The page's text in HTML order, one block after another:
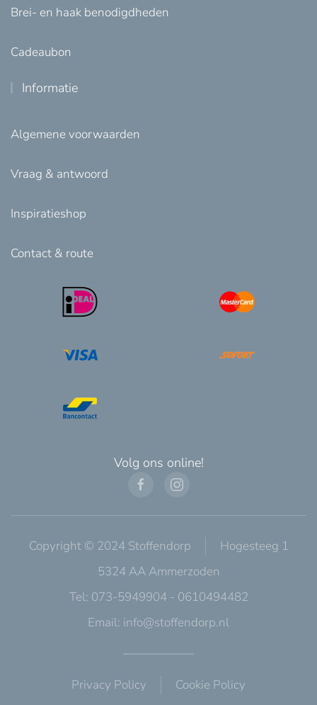
Brei- en haak benodigdheden
Cadeaubon
Informatie
Algemene voorwaarden
Vraag & antwoord
Inspiratieshop
Contact & route
Volg ons online!
Copyright © 2024 Stoffendorp
Hogesteeg 1
5324 AA Ammerzoden
Tel: 073-5949904 - 0610494482
Email: info@stoffendorp.nl
Privacy Policy Cookie Policy